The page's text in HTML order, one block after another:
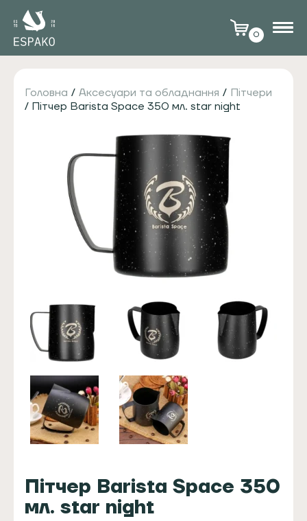
0
Головна / Аксесуари та обладнання / Пітчери
/ Пітчер Barista Space 350 мл. star night
Пітчер Barista Space 350
мл. star night